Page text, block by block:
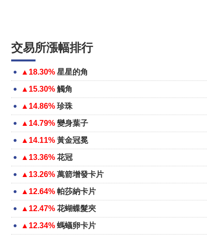
交易所漲幅排行
▲18.30% 星星的角
▲15.30% 觸角
▲14.86% 珍珠
▲14.79% 變身葉子
▲14.11% 黃金冠冕
▲13.36% 花冠
▲13.26% 萬箭增發卡片
▲12.64% 帕莎納卡片
▲12.47% 花蝴蝶髮夾
▲12.34% 螞蟻卵卡片